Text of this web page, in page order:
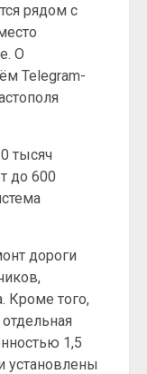
рядом с
О
Telegram-
тысяч
до 600
дороги
Кроме того,
1,5
установлены